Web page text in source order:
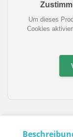
Um dieses
Cookies